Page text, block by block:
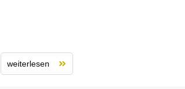
weiterlesen